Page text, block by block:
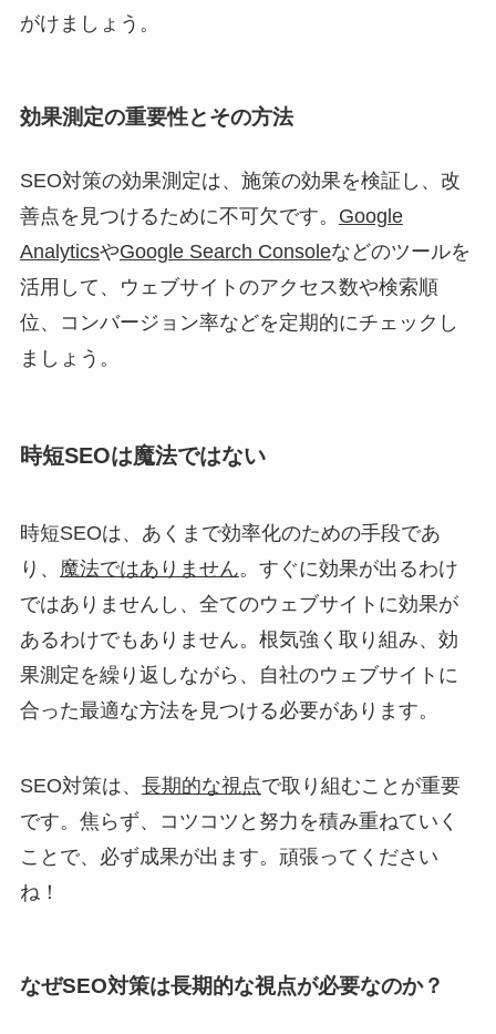
がけましょう。
効果測定の重要性とその方法
SEO対策の効果測定は、施策の効果を検証し、改
善点を見つけるために不可欠です。 Google
AnalyticsやGoogle Search Consoleなどのツールを
活用して、ウェブサイトのアクセス数や検索順
位、コンバージョン率などを定期的にチェックし
ましょう。
時短SEOは魔法ではない
時短SEOは、あくまで効率化のための手段であ
り、
魔法ではありません。すぐに効果が出るわけ
ではありませんし、全てのウェブサイトに効果が
あるわけでもありません。根気強く取り組み、効
果測定を繰り返しながら、自社のウェブサイトに
合った最適な方法を見つける必要があります。
SEO対策は、 長期的な視点で取り組むことが重要
です。焦らず、コツコツと努力を積み重ねていく
ことで、必ず成果が出ます。頑張ってください
ね！
なぜSEO対策は長期的な視点が必要なのか？